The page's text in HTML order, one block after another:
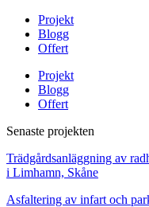
Projekt
Blogg
Offert
Projekt
Blogg
Offert
Senaste projekten
Trädgårdsanläggning av
i Limhamn, Skåne
Asfaltering av infart och